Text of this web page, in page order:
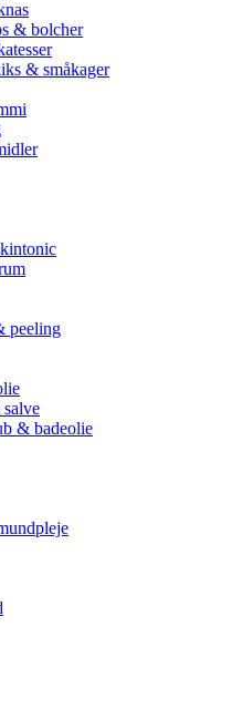
& bolcher
& småkager
peeling
salve
& badeolie